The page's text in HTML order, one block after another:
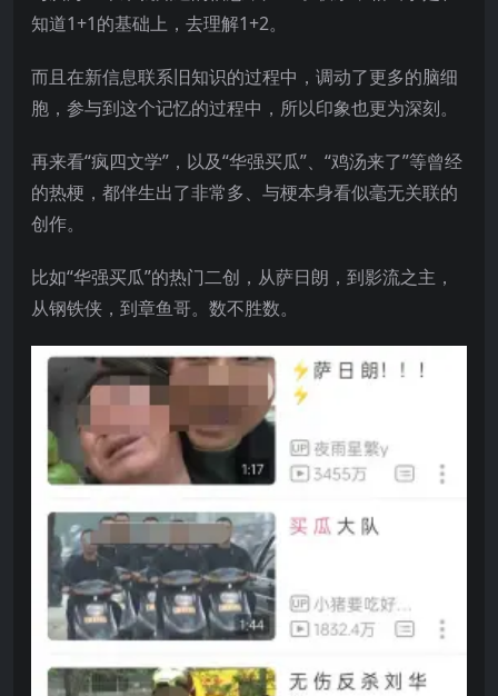
知道1+1的基础上，去理解1+2。
而且在新信息联系旧知识的过程中，调动了更多的脑细
胞，参与到这个记忆的过程中，所以印象也更为深刻。
再来看“疯四文学”，以及“华强买瓜”、“鸡汤来了”等曾经
的热梗，都伴生出了非常多、与梗本身看似毫无关联的
创作。
比如“华强买瓜”的热门二创，从萨日朗，到影流之主，
从钢铁侠，到章鱼哥。数不胜数。